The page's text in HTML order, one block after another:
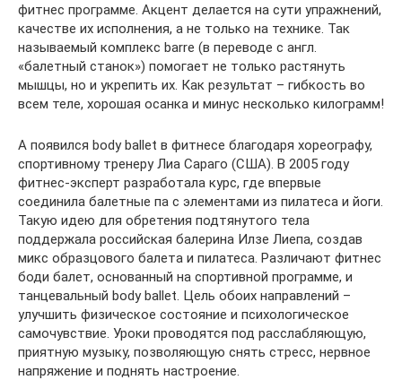
фитнес программе. Акцент делается на сути упражнений,
качестве их исполнения, а не только на технике. Так
называемый комплекс barre (в переводе с англ.
«балетный станок») помогает не только растянуть
мышцы, но и укрепить их. Как результат – гибкость во
всем теле, хорошая осанка и минус несколько килограмм!
А появился body ballet в фитнесе благодаря хореографу,
спортивному тренеру Лиа Сараго (США). В 2005 году
фитнес-эксперт разработала курс, где впервые
соединила балетные па с элементами из пилатеса и йоги.
Такую идею для обретения подтянутого тела
поддержала российская балерина Илзе Лиепа, создав
микс образцового балета и пилатеса. Различают фитнес
боди балет, основанный на спортивной программе, и
танцевальный body ballet. Цель обоих направлений –
улучшить физическое состояние и психологическое
самочувствие. Уроки проводятся под расслабляющую,
приятную музыку, позволяющую снять стресс, нервное
напряжение и поднять настроение.